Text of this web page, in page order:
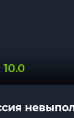
10.0